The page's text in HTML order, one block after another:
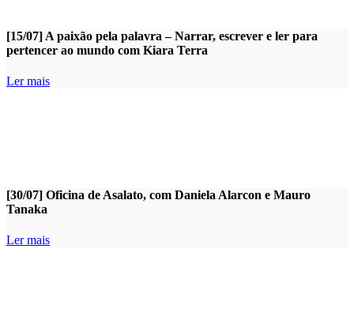
[15/07] A paixão pela palavra – Narrar, escrever e ler para
pertencer ao mundo com Kiara Terra
Ler mais
[30/07] Oficina de Asalato, com Daniela Alarcon e Mauro
Tanaka
Ler mais